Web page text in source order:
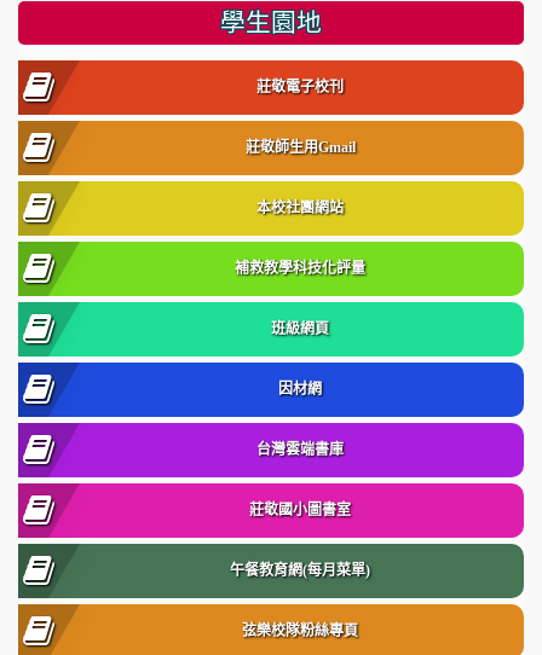
學生園地
莊敬電子校刊
莊敬師生用Gmail
本校社團網站
補救教學科技化評量
班級網頁
因材網
台灣雲端書庫
莊敬國小圖書室
午餐教育網(每月菜單)
弦樂校隊粉絲專頁